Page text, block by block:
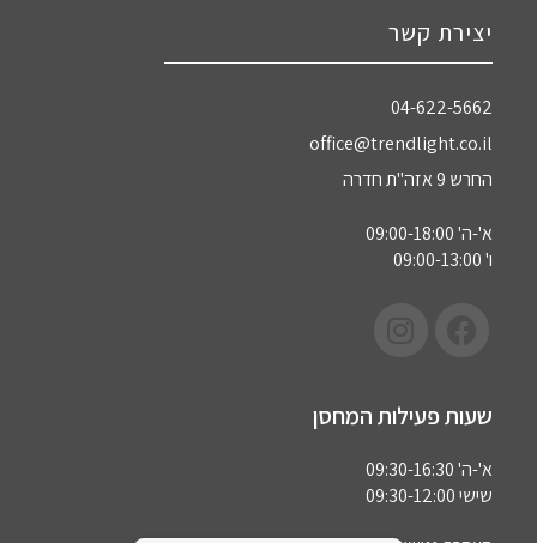
יצירת קשר
04-622-5662‏
office@trendlight.co.il
החרש 9 אזה"ת חדרה
א'-ה' 09:00-18:00
ו' 09:00-13:00
שעות פעילות המחסן
א'-ה' 09:30-16:30
שישי 09:30-12:00